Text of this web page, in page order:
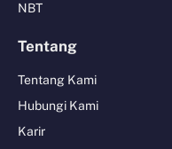
NBT
Tentang
Tentang Kami
Hubungi Kami
Karir